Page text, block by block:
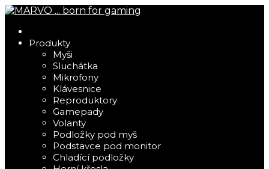
Produkty
Myši
Sluchátka
Mikrofony
Klávesnice
Reproduktory
Gamepady
Volanty
Podložky pod myš
Podstavce pod monitor
Chladící podložky